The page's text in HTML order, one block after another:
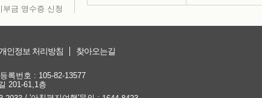
부금 영수증 신청
개인정보 처리방침 찾아오는길
록번호 : 105-82-13577
201-61,1층